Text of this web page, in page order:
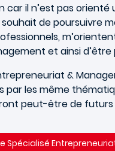
il n’est pas
de
et ainsi
&
les même
peut-être de
Spécialisé